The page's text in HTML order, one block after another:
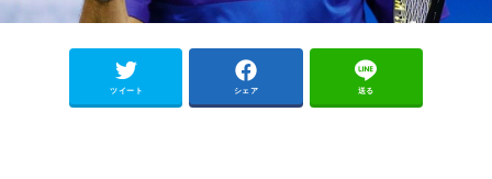
ツイート シェア 送る